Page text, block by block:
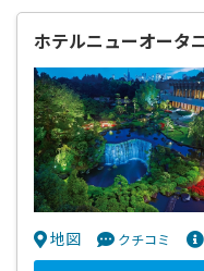
ホテルニューオータ
地図 クチコミ